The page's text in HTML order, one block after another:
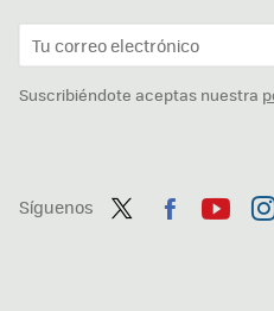
Suscribiéndote aceptas nuestra
Síguenos